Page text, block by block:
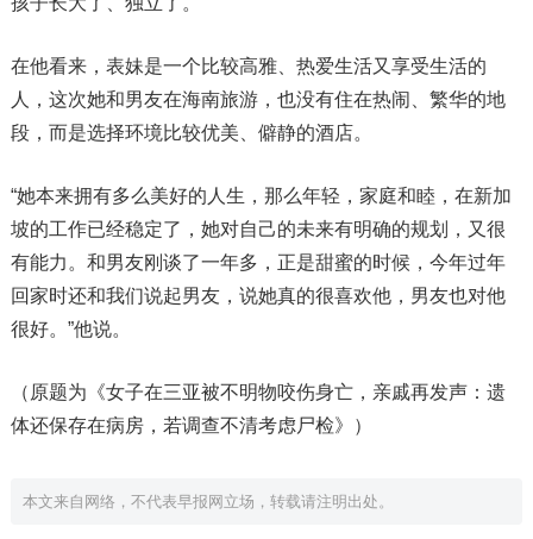
在他看来，表妹是一个比较高雅、热爱生活又享受生活的
人，这次她和男友在海南旅游，也没有住在热闹、繁华的地
段，而是选择环境比较优美、僻静的酒店。
“她本来拥有多么美好的人生，那么年轻，家庭和睦，在新加
坡的工作已经稳定了，她对自己的未来有明确的规划，又很
有能力。和男友刚谈了一年多，正是甜蜜的时候，今年过年
回家时还和我们说起男友，说她真的很喜欢他，男友也对他
很好。”他说。
（原题为《女子在三亚被不明物咬伤身亡，亲戚再发声：遗
体还保存在病房，若调查不清考虑尸检》）
本文来自网络，不代表早报网立场，转载请注明出处。